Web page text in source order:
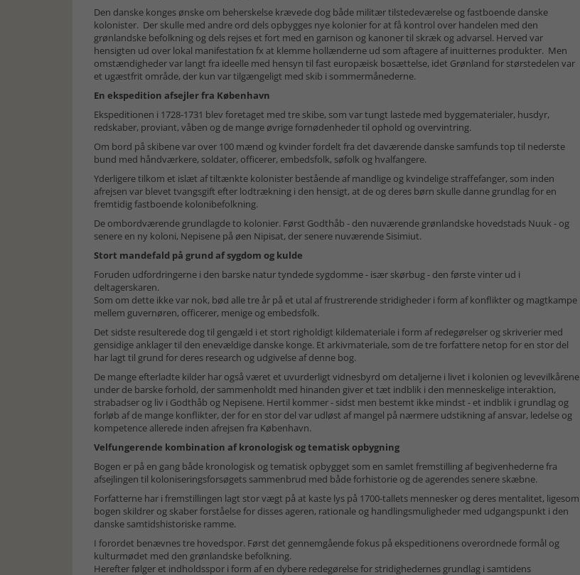
Den danske konges ønske om beherskelse krævede dog både militær tilstedeværelse og fastboende danske
kolonister. Der skulle med andre ord dels opbygges nye kolonier for at få kontrol over handelen med den
grønlandske befolkning og dels rejses et fort med en garnison og kanoner til skræk og advarsel. Herved var
hensigten ud over lokal manifestation fx at klemme hollænderne ud som aftagere af inuitternes produkter. Men
omstændigheder var langt fra ideelle med hensyn til fast europæisk bosættelse, idet Grønland for størstedelen var
et ugæstfrit område, der kun var tilgængeligt med skib i sommermånederne.
En ekspedition afsejler fra København
Ekspeditionen i 1728-1731 blev foretaget med tre skibe, som var tungt lastede med byggematerialer, husdyr,
redskaber, proviant, våben og de mange øvrige fornødenheder til ophold og overvintring.
Om bord på skibene var over 100 mænd og kvinder fordelt fra det daværende danske samfunds top til nederste
bund med håndværkere, soldater, officerer, embedsfolk, søfolk og hvalfangere.
Yderligere tilkom et islæt af tiltænkte kolonister bestående af mandlige og kvindelige straffefanger, som inden
afrejsen var blevet tvangsgift efter lodtrækning i den hensigt, at de og deres børn skulle danne grundlag for en
fremtidig fastboende kolonibefolkning.
De ombordværende grundlagde to kolonier. Først Godthåb - den nuværende grønlandske hovedstads Nuuk - og
senere en ny koloni, Nepisene på øen Nipisat, der senere nuværende Sisimiut.
Stort mandefald på grund af sygdom og kulde
Foruden udfordringerne i den barske natur tyndede sygdomme - især skørbug - den første vinter ud i
deltagerskaren.
Som om dette ikke var nok, bød alle tre år på et utal af frustrerende stridigheder i form af konflikter og magtkampe
mellem guvernøren, officerer, menige og embedsfolk.
Det sidste resulterede dog til gengæld i et stort righoldigt kildemateriale i form af redegørelser og skriverier med
gensidige anklager til den enevældige danske konge. Et arkivmateriale, som de tre forfattere netop for en stor del
har lagt til grund for deres research og udgivelse af denne bog.
De mange efterladte kilder har også været et uvurderligt vidnesbyrd om detaljerne i livet i kolonien og levevilkårene
under de barske forhold, der sammenholdt med hinanden giver et tæt indblik i den menneskelige interaktion,
strabadser og liv i Godthåb og Nepisene. Hertil kommer - sidst men bestemt ikke mindst - et indblik i grundlag og
forløb af de mange konflikter, der for en stor del var udløst af mangel på nærmere udstikning af ansvar, ledelse og
kompetence allerede inden afrejsen fra København.
Velfungerende kombination af kronologisk og tematisk opbygning
Bogen er på en gang både kronologisk og tematisk opbygget som en samlet fremstilling af begivenhederne fra
afsejlingen til koloniseringsforsøgets sammenbrud med både forhistorie og de agerendes senere skæbne.
Forfatterne har i fremstillingen lagt stor vægt på at kaste lys på 1700-tallets mennesker og deres mentalitet, ligesom
bogen skildrer og skaber forståelse for disses ageren, rationale og handlingsmuligheder med udgangspunkt i den
danske samtidshistoriske ramme.
I forordet benævnes tre hovedspor. Først det gennemgående fokus på ekspeditionens overordnede formål og
kulturmødet med den grønlandske befolkning.
Herefter følger et indholdsspor i form af en dybere redegørelse for stridighedernes grundlag i samtidens